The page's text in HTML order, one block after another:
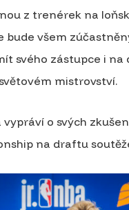
z trenérek na
bude všem
svého zástupce i na
mistrovství.
vypráví o svých
na draftu